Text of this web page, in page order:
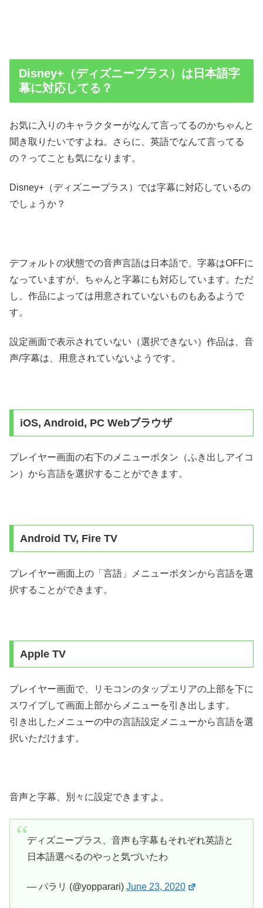
Disney+（ディズニープラス）は日本語字
幕に対応してる？
お気に入りのキャラクターがなんて言ってるのかちゃんと
聞き取りたいですよね。さらに、英語でなんて言ってる
の？ってことも気になります。
Disney+（ディズニープラス）では字幕に対応しているの
でしょうか？
デフォルトの状態での音声言語は日本語で、字幕はOFFに
なっていますが、ちゃんと字幕にも対応しています。ただ
し、作品によっては用意されていないものもあるようで
す。
設定画面で表示されていない（選択できない）作品は、音
声/字幕は、用意されていないようです。
iOS, Android, PC Webブラウザ
プレイヤー画面の右下のメニューボタン（ふき出しアイコ
ン）から言語を選択することができます。
Android TV, Fire TV
プレイヤー画面上の「言語」メニューボタンから言語を選
択することができます。
Apple TV
プレイヤー画面で、リモコンのタップエリアの上部を下に
スワイプして画面上部からメニューを引き出します。
引き出したメニューの中の言語設定メニューから言語を選
択いただけます。
音声と字幕、別々に設定できますよ。
ディズニープラス、音声も字幕もそれぞれ英語と
日本語選べるのやっと気づいたわ
— パラリ (@yopparari) June 23, 2020